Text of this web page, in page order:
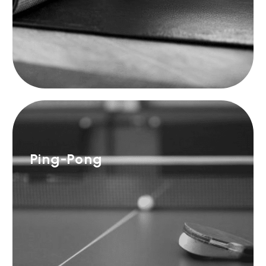
Ping-Pong